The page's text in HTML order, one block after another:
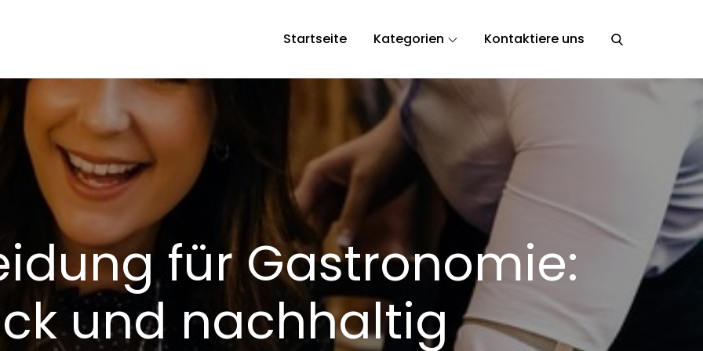
Die besten Restaurants, Biergärten, Brauhäuser in Köln, Berlin und München
Startseite Kategorien Kontaktiere uns
für Gastronomie:
und nachhaltig